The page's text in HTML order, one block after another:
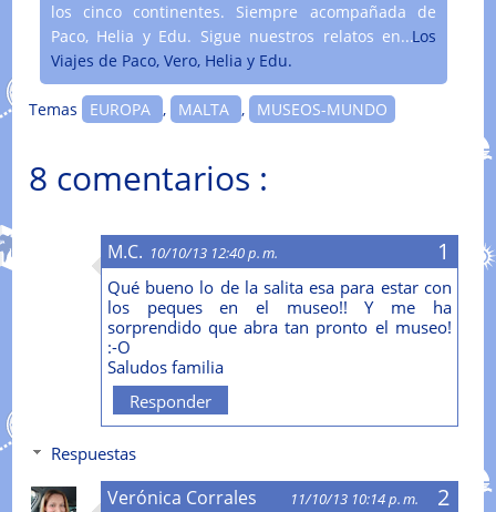
los cinco continentes. Siempre acompañada de
Paco, Helia y Edu. Sigue nuestros relatos en....
Los
Viajes de Paco, Vero, Helia y Edu.
Temas EUROPA , MALTA , MUSEOS-MUNDO
8 comentarios :
M.C. 10/10/13 12:40 p. m.
Qué bueno lo de la salita esa para estar con
los peques en el museo!! Y me ha
sorprendido que abra tan pronto el museo!
:-O
Saludos familia
Responder
Respuestas
Verónica Corrales 11/10/13 10:14 p. m.